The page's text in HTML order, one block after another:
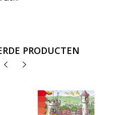
PRODUCTEN